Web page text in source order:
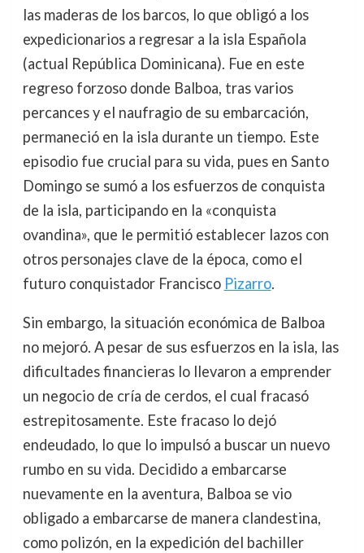
las maderas de los barcos, lo que obligó a los
expedicionarios a regresar a la isla Española
(actual República Dominicana). Fue en este
regreso forzoso donde Balboa, tras varios
percances y el naufragio de su embarcación,
permaneció en la isla durante un tiempo. Este
episodio fue crucial para su vida, pues en Santo
Domingo se sumó a los esfuerzos de conquista
de la isla, participando en la «conquista
ovandina», que le permitió establecer lazos con
otros personajes clave de la época, como el
futuro conquistador Francisco Pizarro.
Sin embargo, la situación económica de Balboa
no mejoró. A pesar de sus esfuerzos en la isla, las
dificultades financieras lo llevaron a emprender
un negocio de cría de cerdos, el cual fracasó
estrepitosamente. Este fracaso lo dejó
endeudado, lo que lo impulsó a buscar un nuevo
rumbo en su vida. Decidido a embarcarse
nuevamente en la aventura, Balboa se vio
obligado a embarcarse de manera clandestina,
como polizón, en la expedición del bachiller